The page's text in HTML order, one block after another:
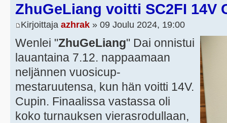
ZhuGeLiang voitti SC2FI 14V
Kirjoittaja azhrak » 09 Joulu 2024, 19:00
Wenlei "ZhuGeLiang" Dai onnistui
lauantaina 7.12. nappaamaan
neljännen vuosicup-
mestaruutensa, kun hän voitti 14V.
Cupin. Finaalissa vastassa oli
koko turnauksen vierasrodullaan,